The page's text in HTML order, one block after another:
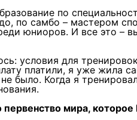
по
по самбо – мастером
юниоров. И все это –
условия для
платили, я уже жила
было. Когда я
мира,